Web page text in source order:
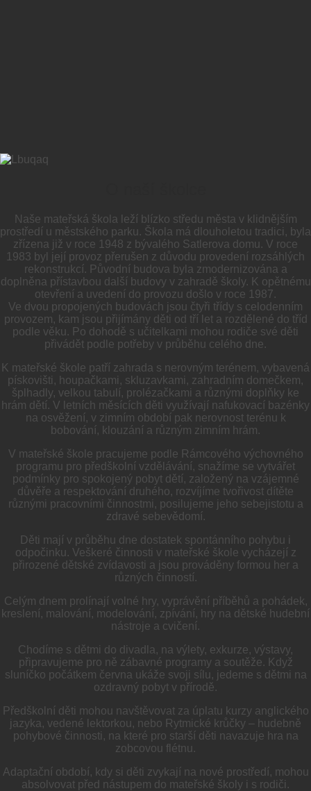
Naše mateřská škola leží blízko středu města v klidnějším
prostředí u městského parku. Škola má dlouholetou tradici, byla
zřízena již v roce 1948 z bývalého Satlerova domu. V roce
1983 byl její provoz přerušen z důvodu provedení rozsáhlých
rekonstrukcí. Původní budova byla zmodernizována a
doplněna přístavbou další budovy v zahradě školy. K opětnému
otevření a uvedení do provozu došlo v roce 1987.
Ve dvou propojených budovách jsou čtyři třídy s celodenním
provozem, kam jsou přijímány děti od tří let a rozdělené do tříd
podle věku. Po dohodě s učitelkami mohou rodiče své děti
přivádět podle potřeby v průběhu celého dne.
K mateřské škole patří zahrada s nerovným terénem, vybavená
pískovišti, houpačkami, skluzavkami, zahradním domečkem,
šplhadly, velkou tabulí, prolézačkami a různými doplňky ke
hrám dětí. V letních měsících děti využívají nafukovací bazénky
na osvěžení, v zimním období pak nerovnost terénu k
bobování, klouzání a různým zimním hrám.
V mateřské škole pracujeme podle Rámcového výchovného
programu pro předškolní vzdělávání, snažíme se vytvářet
podmínky pro spokojený pobyt dětí, založený na vzájemné
důvěře a respektování druhého, rozvíjíme tvořivost dítěte
různými pracovními činnostmi, posilujeme jeho sebejistotu a
zdravé sebevědomí.
Děti mají v průběhu dne dostatek spontánního pohybu i
odpočinku. Veškeré činnosti v mateřské škole vycházejí z
přirozené dětské zvídavosti a jsou prováděny formou her a
různých činností.
Celým dnem prolínají volné hry, vyprávění příběhů a pohádek,
kreslení, malování, modelování, zpívání, hry na dětské hudební
nástroje a cvičení.
Chodíme s dětmi do divadla, na výlety, exkurze, výstavy,
připravujeme pro ně zábavné programy a soutěže. Když
sluníčko počátkem června ukáže svoji sílu, jedeme s dětmi na
ozdravný pobyt v přírodě.
Předškolní děti mohou navštěvovat za úplatu kurzy anglického
jazyka, vedené lektorkou, nebo Rytmické krůčky – hudebně
pohybové činnosti, na které pro starší děti navazuje hra na
zobcovou flétnu.
Adaptační období, kdy si děti zvykají na nové prostředí, mohou
absolvovat před nástupem do mateřské školy i s rodiči.